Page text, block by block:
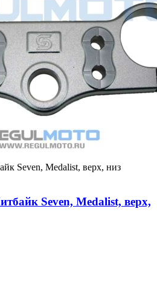
Seven, Medalist, верх,